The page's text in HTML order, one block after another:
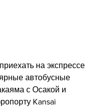
на экспрессе
автобусные
с Осакой и
Kansai